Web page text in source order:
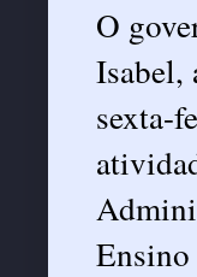
O
Isabel,
sexta-